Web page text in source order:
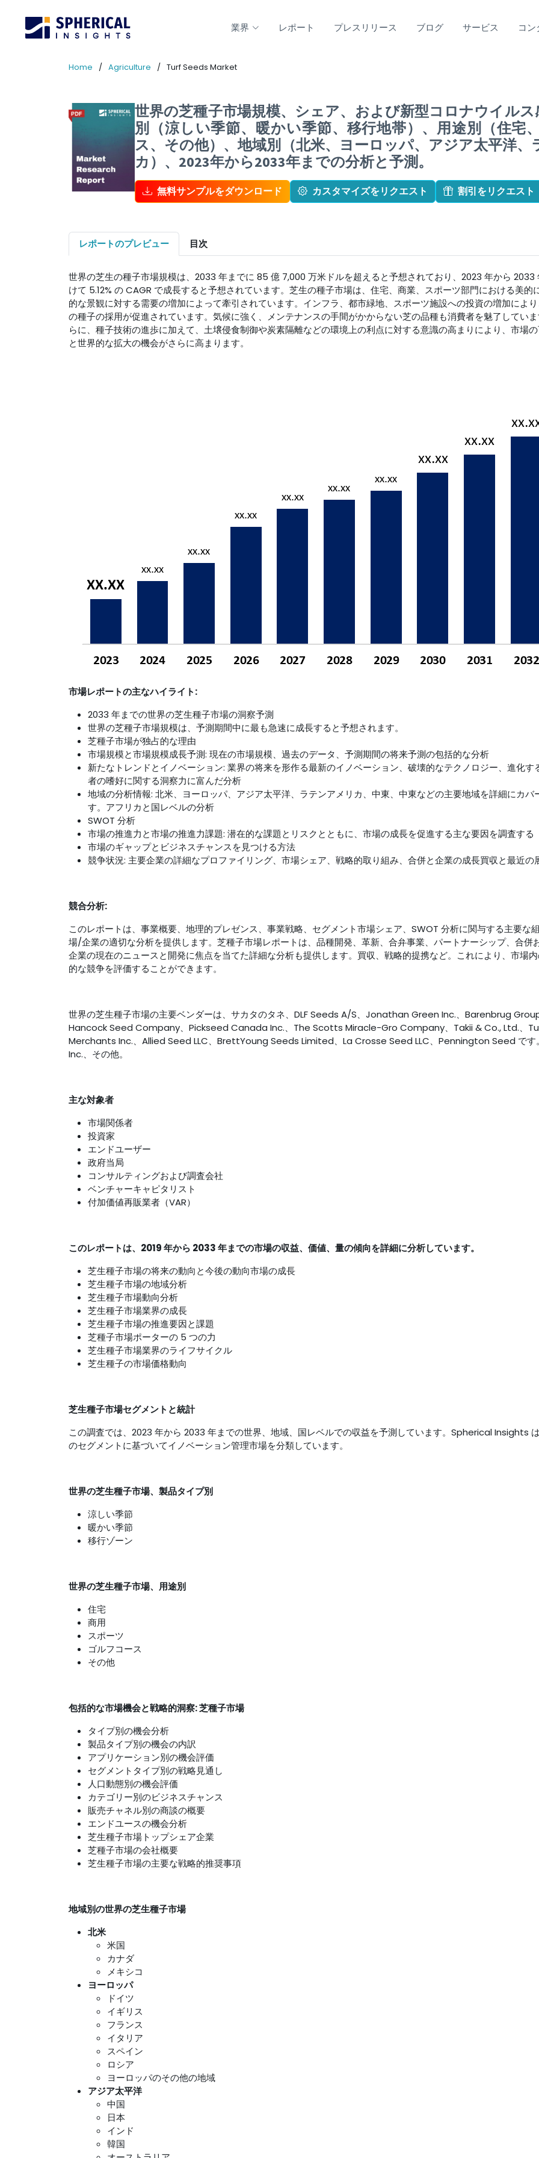
業界 レポート プレスリリース ブログ サービス コ
Home Agriculture Turf Seeds Market
世界の芝種子市場規模、シェア、および新型コロナウイル
別（涼しい季節、暖かい季節、移行地帯）、用途別（住宅
ス、その他）、地域別（北米、ヨーロッパ、アジア太平洋
カ）、2023年から2033年までの分析と予測。
無料サンプルをダウンロード カスタマイズをリクエスト 割引をリクエスト
レポートのプレビュー 目次
世界の芝生の種子市場規模は、2033 年までに 85 億 7,000 万米ドルを超えると予想されており、2023 年から 2033
けて 5.12% の CAGR で成長すると予想されています。芝生の種子市場は、住宅、商業、スポーツ部門における美的
的な景観に対する需要の増加によって牽引されています。インフラ、都市緑地、スポーツ施設への投資の増加によ
の種子の採用が促進されています。気候に強く、メンテナンスの手間がかからない芝の品種も消費者を魅了してい
らに、種子技術の進歩に加えて、土壌侵食制御や炭素隔離などの環境上の利点に対する意識の高まりにより、市場
と世界的な拡大の機会がさらに高まります。
市場レポートの主なハイライト:
2033 年までの世界の芝生種子市場の洞察予測
世界の芝種子市場規模は、予測期間中に最も急速に成長すると予想されます。
芝種子市場が独占的な理由
市場規模と市場規模成長予測: 現在の市場規模、過去のデータ、予測期間の将来予測の包括的な分析
新たなトレンドとイノベーション: 業界の将来を形作る最新のイノベーション、破壊的なテクノロジー、進化す
者の嗜好に関する洞察力に富んだ分析
地域の分析情報: 北米、ヨーロッパ、アジア太平洋、ラテンアメリカ、中東、中東などの主要地域を詳細にカバ
す。アフリカと国レベルの分析
SWOT 分析
市場の推進力と市場の推進力課題: 潜在的な課題とリスクとともに、市場の成長を促進する主な要因を調査する
市場のギャップとビジネスチャンスを見つける方法
競争状況: 主要企業の詳細なプロファイリング、市場シェア、戦略的取り組み、合併と企業の成長買収と最近の
競合分析:
このレポートは、事業概要、地理的プレゼンス、事業戦略、セグメント市場シェア、SWOT 分析に関与する主要な
場/企業の適切な分析を提供します。芝種子市場レポートは、品種開発、革新、合弁事業、パートナーシップ、合併
企業の現在のニュースと開発に焦点を当てた詳細な分析も提供します。買収、戦略的提携など。これにより、市場
的な競争を評価することができます。
世界の芝生種子市場の主要ベンダーは、サカタのタネ、DLF Seeds A/S、Jonathan Green Inc.、Barenbrug
Hancock Seed Company、Pickseed Canada Inc.、The Scotts Miracle-Gro Company、Takii & Co., Ltd.、
Merchants Inc.、Allied Seed LLC、BrettYoung Seeds Limited、La Crosse Seed LLC、Pennington Seed です
Inc.、その他。
主な対象者
市場関係者
投資家
エンドユーザー
政府当局
コンサルティングおよび調査会社
ベンチャーキャピタリスト
付加価値再販業者（VAR）
このレポートは、2019 年から 2033 年までの市場の収益、価値、量の傾向を詳細に分析しています。
芝生種子市場の将来の動向と今後の動向市場の成長
芝生種子市場の地域分析
芝生種子市場動向分析
芝生種子市場業界の成長
芝生種子市場の推進要因と課題
芝種子市場ポーターの 5 つの力
芝生種子市場業界のライフサイクル
芝生種子の市場価格動向
芝生種子市場セグメントと統計
この調査では、2023 年から 2033 年までの世界、地域、国レベルでの収益を予測しています。Spherical Insights
のセグメントに基づいてイノベーション管理市場を分類しています。
世界の芝生種子市場、製品タイプ別
涼しい季節
暖かい季節
移行ゾーン
世界の芝生種子市場、用途別
住宅
商用
スポーツ
ゴルフコース
その他
包括的な市場機会と戦略的洞察: 芝種子市場
タイプ別の機会分析
製品タイプ別の機会の内訳
アプリケーション別の機会評価
セグメントタイプ別の戦略見通し
人口動態別の機会評価
カテゴリー別のビジネスチャンス
販売チャネル別の商談の概要
エンドユースの機会分析
芝生種子市場トップシェア企業
芝種子市場の会社概要
芝生種子市場の主要な戦略的推奨事項
地域別の世界の芝生種子市場
北米
米国
カナダ
メキシコ
ヨーロッパ
ドイツ
イギリス
フランス
イタリア
スペイン
ロシア
ヨーロッパのその他の地域
アジア太平洋
中国
日本
インド
韓国